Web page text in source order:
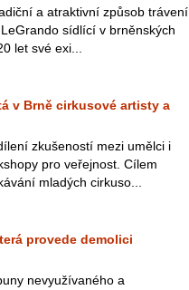
a atraktivní způsob trávení
sídlící v brněnských
let své exi...
v Brně cirkusové artisty a
zkušeností mezi umělci i
pro veřejnost. Cílem
mladých cirkuso...
provede demolici
nevyužívaného a